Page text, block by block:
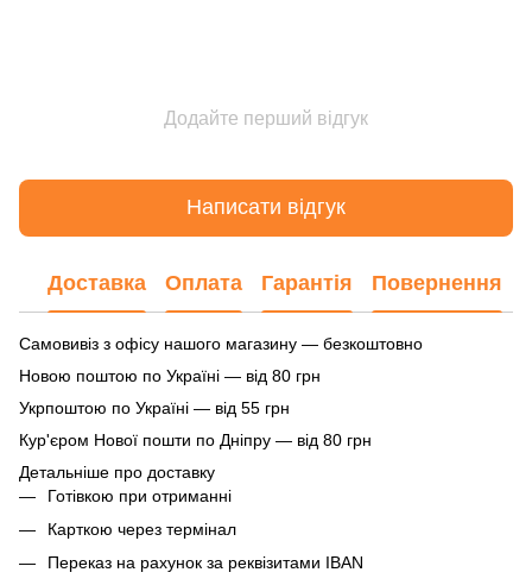
Додайте перший відгук
Написати відгук
Доставка Оплата Гарантія Повернення
Самовивіз з офісу нашого магазину — безкоштовно
Новою поштою по Україні — від 80 грн
Укрпоштою по Україні — від 55 грн
Кур'єром Нової пошти по Дніпру — від 80 грн
Детальніше про доставку
Готівкою при отриманні
Карткою через термінал
Переказ на рахунок за реквізитами IBAN